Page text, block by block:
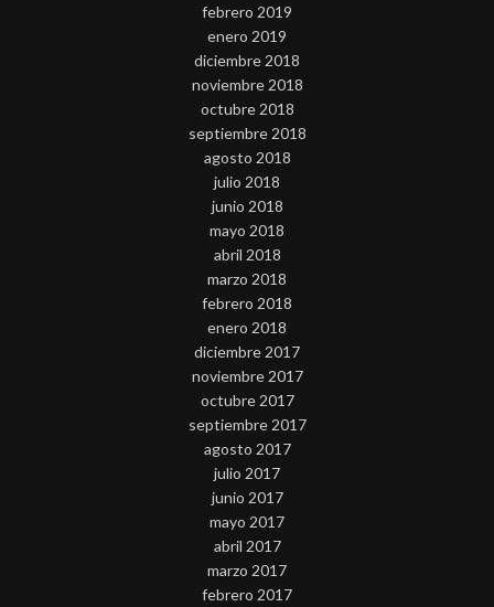
febrero 2019
enero 2019
diciembre 2018
noviembre 2018
octubre 2018
septiembre 2018
agosto 2018
julio 2018
junio 2018
mayo 2018
abril 2018
marzo 2018
febrero 2018
enero 2018
diciembre 2017
noviembre 2017
octubre 2017
septiembre 2017
agosto 2017
julio 2017
junio 2017
mayo 2017
abril 2017
marzo 2017
febrero 2017